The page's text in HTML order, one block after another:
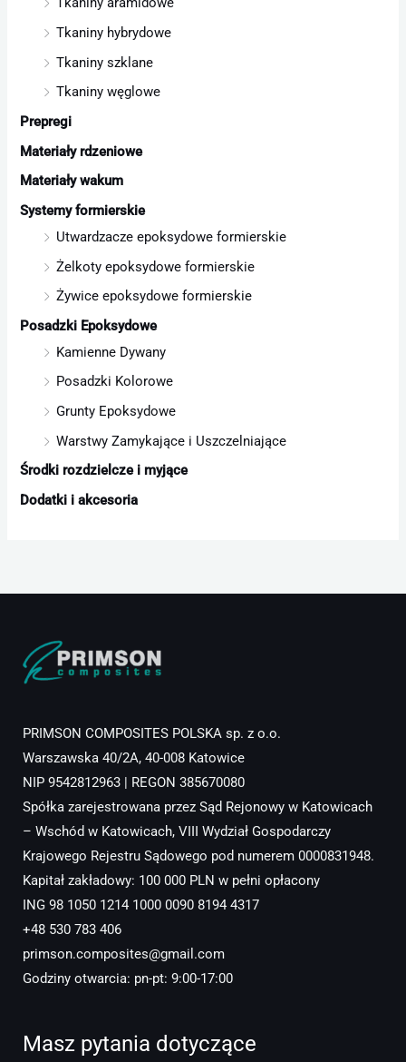
Tkaniny hybrydowe
Tkaniny szklane
Tkaniny węglowe
Prepregi
Materiały rdzeniowe
Materiały wakum
Systemy formierskie
Utwardzacze epoksydowe formierskie
Żelkoty epoksydowe formierskie
Żywice epoksydowe formierskie
Posadzki Epoksydowe
Kamienne Dywany
Posadzki Kolorowe
Grunty Epoksydowe
Warstwy Zamykające i Uszczelniające
Środki rozdzielcze i myjące
Dodatki i akcesoria
PRIMSON COMPOSITES POLSKA sp. z o.o.
Warszawska 40/2A, 40-008 Katowice
NIP 9542812963 | REGON 385670080
Spółka zarejestrowana przez Sąd Rejonowy w Katowicach
– Wschód w Katowicach, VIII Wydział Gospodarczy
Krajowego Rejestru Sądowego pod numerem 0000831948.
Kapitał zakładowy: 100 000 PLN w pełni opłacony
ING 98 1050 1214 1000 0090 8194 4317
+48 530 783 406
primson.composites@gmail.com
Godziny otwarcia: pn-pt: 9:00-17:00
Masz pytania dotyczące